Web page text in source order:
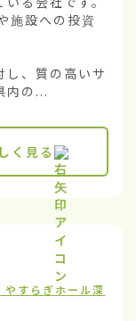
施設への投資
し、質の高いサ
内の...
く見る
すらぎホール深